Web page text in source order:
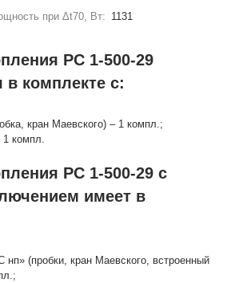
при Δt70, Вт: 1131
РС 1-500-29
в комплекте с:
кран Маевского) – 1 компл.;
компл.
РС 1-500-29 с
имеет в
нп» (пробки, кран Маевского, встроенный